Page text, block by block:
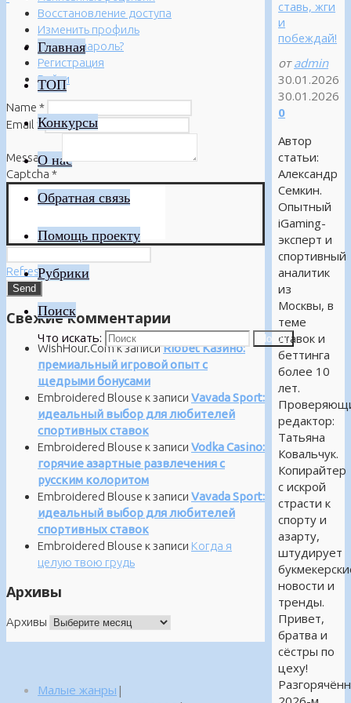
Главная
ТОП
Конкурсы
О нас
Обратная связь
Помощь проекту
Рубрики
Поиск
Что искать: Поиск
ставь, жги
и
побеждай!
от admin
30.01.2026
30.01.2026
0
Автор
статьи:
Александр
Семкин.
Опытный
iGaming-
эксперт и
спортивный
аналитик
из
Москвы, в
теме
ставок и
беттинга
более 10
лет.
редактор:
Татьяна
Ковальчук.
Копирайтер
с искрой
страсти к
спорту и
азарту,
штудирует
новости и
тренды.
Привет,
братва и
сёстры по
цеху!
Восстановление доступа
Изменить профиль
Забыли пароль?
Регистрация
Войти
Name *
Email *
Message*
Captcha *
Refresh
Свежие комментарии
WishHour.Comк записиRiobet Казино:
премиальный игровой опыт с
щедрыми бонусами
Embroidered Blouse к записи Vavada Sport:
идеальный выбор для любителей
спортивных ставок
Embroidered Blouse к записи Vodka Casino:
горячие азартные развлечения с
русским колоритом
Embroidered Blouse к записи Vavada Sport:
идеальный выбор для любителей
спортивных ставок
Embroidered Blouse к записи Когда я
целую твою грудь
Архивы
Архивы
Малые жанры |